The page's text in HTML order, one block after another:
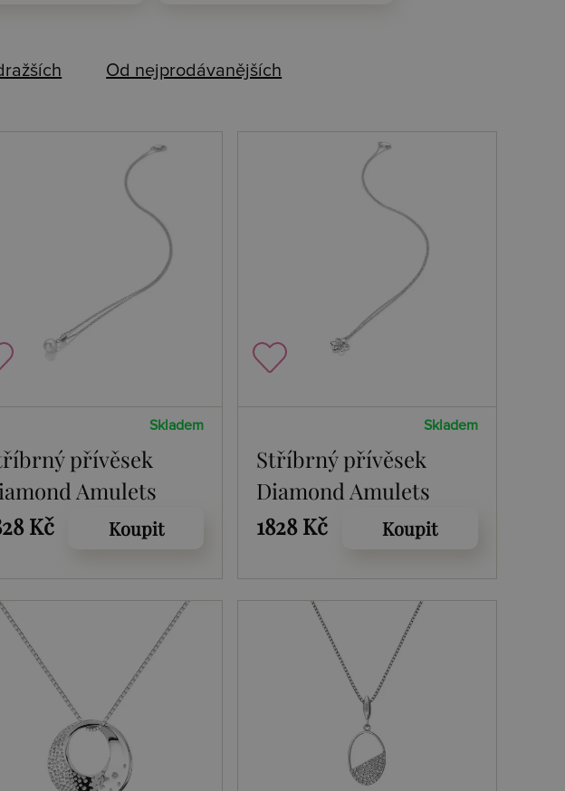
Od nejprodávanějších
Skladem
přívěsek
Amulets
Kč Koupit
Skladem
Stříbrný přívěsek
Diamond Amulets
DP894
1828 Kč Koupit